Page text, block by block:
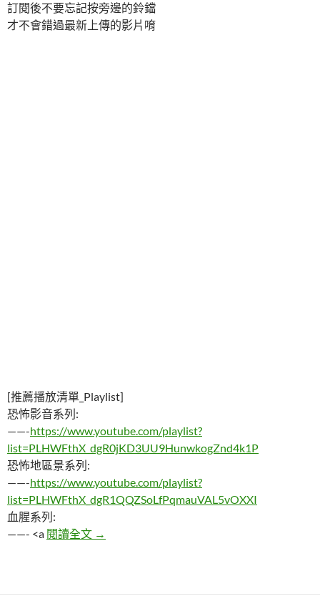
訂閱後不要忘記按旁邊的鈴鐺
才不會錯過最新上傳的影片唷
[推薦播放清單_Playlist]
恐怖影音系列:
——-https://www.youtube.com/playlist?
list=PLHWFthX_dgR0jKD3UU9HunwkogZnd4k1P
恐怖地區景系列:
——-https://www.youtube.com/playlist?
list=PLHWFthX_dgR1QQZSoLfPqmauVAL5vOXXI
血腥系列:
——- <a 閱讀全文 中國知名女主播失蹤六年，最後在人體展覽
→